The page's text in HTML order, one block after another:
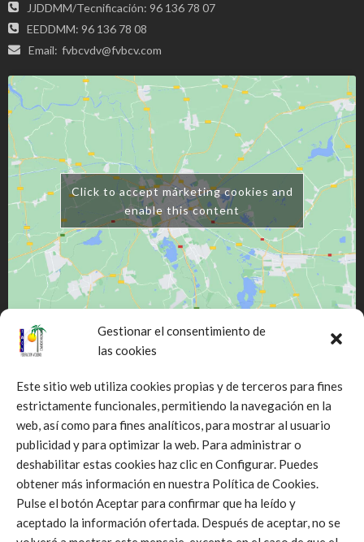
Gestionar el consentimiento de
las cookies
Este sitio web utiliza cookies propias y de terceros para fines
estrictamente funcionales, permitiendo la navegación en la
web, así como para fines analíticos, para mostrar al usuario
publicidad y para optimizar la web. Para administrar o
deshabilitar estas cookies haz clic en Configurar. Puedes
obtener más información en nuestra Política de Cookies.
Pulse el botón Aceptar para confirmar que ha leído y
aceptado la información ofertada. Después de aceptar, no se
JJDDMM/Tecnificación: 96 136 78 07
EEDDMM: 96 136 78 08
Email: fvbcvdv@fvbcv.com
Click to accept márketing cookies and
enable this content
Click to accept márketing cookies and
enable this content